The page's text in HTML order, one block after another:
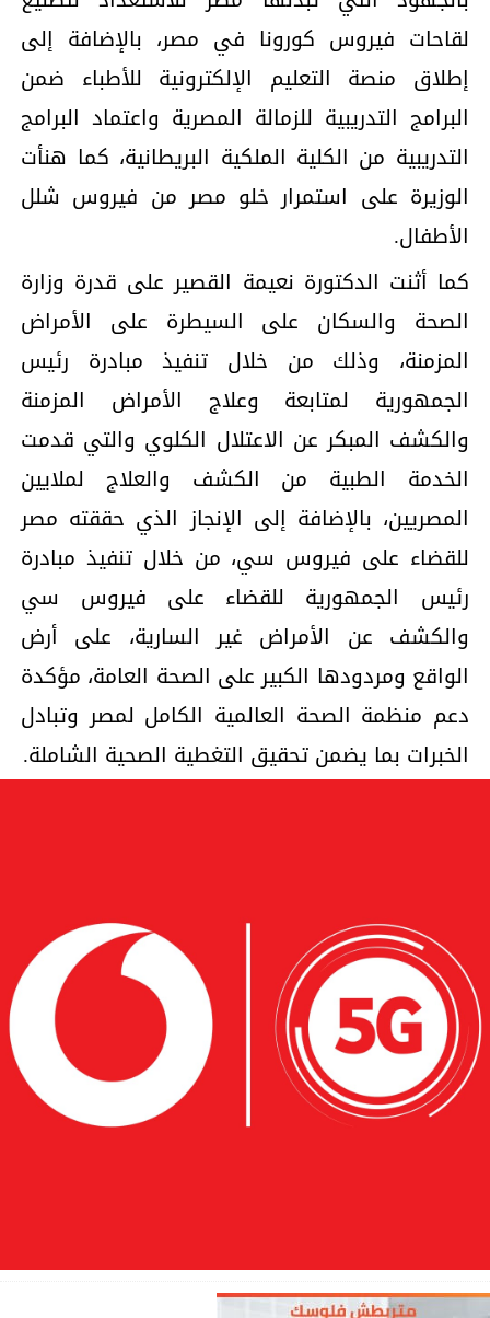
لقاحات فيروس كورونا في مصر، بالإضافة إلى
إطلاق منصة التعليم الإلكترونية للأطباء ضمن
البرامج التدريبية للزمالة المصرية واعتماد البرامج
التدريبية من الكلية الملكية البريطانية، كما هنأت
الوزيرة على استمرار خلو مصر من فيروس شلل
الأطفال.
كما أثنت الدكتورة نعيمة القصير على قدرة وزارة
الصحة والسكان على السيطرة على الأمراض
المزمنة، وذلك من خلال تنفيذ مبادرة رئيس
الجمهورية لمتابعة وعلاج الأمراض المزمنة
والكشف المبكر عن الاعتلال الكلوي والتي قدمت
الخدمة الطبية من الكشف والعلاج لملايين
المصريين، بالإضافة إلى الإنجاز الذي حققته مصر
للقضاء على فيروس سي، من خلال تنفيذ مبادرة
رئيس الجمهورية للقضاء على فيروس سي
والكشف عن الأمراض غير السارية، على أرض
الواقع ومردودها الكبير على الصحة العامة، مؤكدة
دعم منظمة الصحة العالمية الكامل لمصر وتبادل
الخبرات بما يضمن تحقيق التغطية الصحية الشاملة.